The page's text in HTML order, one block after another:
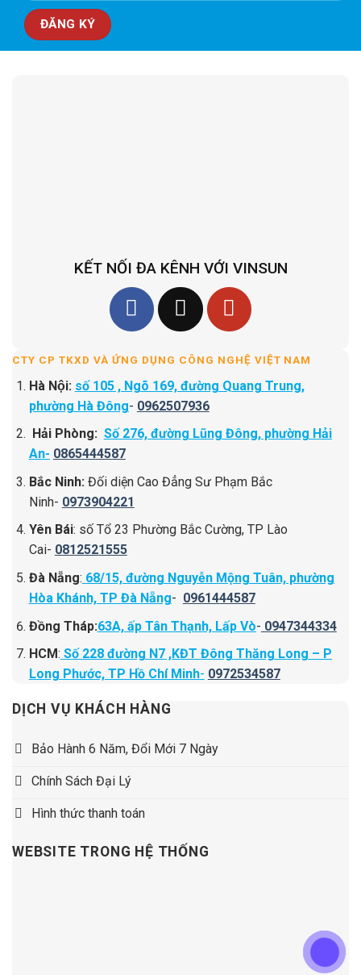
KẾT NỐI ĐA KÊNH VỚI VINSUN
CTY CP TKXD VÀ ỨNG DỤNG CÔNG NGHỆ VIỆT NAM
Hà Nội: số 105 , Ngõ 169, đường Quang Trung,
phường Hà Đông- 0962507936
Hải Phòng: Số 276, đường Lũng Đông, phường Hải
An- 0865444587
Bắc Ninh: Đối diện Cao Đẳng Sư Phạm Bắc
Ninh- 0973904221
Yên Bái: số Tổ 23 Phường Bắc Cường, TP Lào
Cai- 0812521555
Đà Nẵng: 68/15, đường Nguyễn Mộng Tuân, phường
Hòa Khánh, TP Đà Nẵng- 0961444587
Đồng Tháp:63A, ấp Tân Thạnh, Lấp Vò- 0947344334
HCM: Số 228 đường N7 ,KĐT Đông Thăng Long – P
Long Phước, TP Hồ Chí Minh- 0972534587
DỊCH VỤ KHÁCH HÀNG
Bảo Hành 6 Năm, Đổi Mới 7 Ngày
Chính Sách Đại Lý
Hình thức thanh toán
WEBSITE TRONG HỆ THỐNG